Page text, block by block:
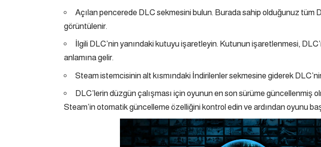
Açılan pencerede DLC sekmesini bulun. Burada sahip olduğunuz tüm
görüntülenir.
İlgili DLC’nin yanındaki kutuyu işaretleyin. Kutunun işaretlenmesi,
anlamına gelir.
Steam istemcisinin alt kısmındaki İndirilenler sekmesine giderek
DLC’lerin düzgün çalışması için oyunun en son sürüme güncellenmiş
Steam’in otomatik güncelleme özelliğini kontrol edin ve ardından oyunu